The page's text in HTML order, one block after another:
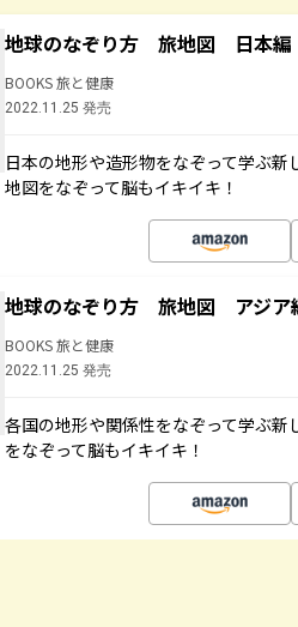
地球のなぞり方 旅地図 日本編
BOOKS 旅と健康
2022.11.25 発売
日本の地形や造形物をなぞって学ぶ
地図をなぞって脳もイキイキ！
地球のなぞり方 旅地図 アジア
BOOKS 旅と健康
2022.11.25 発売
各国の地形や関係性をなぞって学ぶ
をなぞって脳もイキイキ！